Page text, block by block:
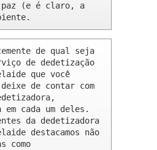
(e é claro, a
de qual seja
de dedetização
que você
de contar com
cada um deles.
da dedetizadora
destacamos não
como